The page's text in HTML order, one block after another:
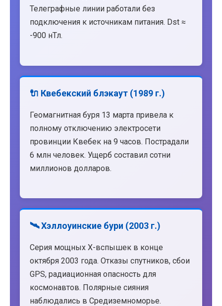
Телеграфные линии работали без
подключения к источникам питания. Dst ≈
-900 нТл.
🔌 Квебекский блэкаут (1989 г.)
Геомагнитная буря 13 марта привела к
полному отключению электросети
провинции Квебек на 9 часов. Пострадали
6 млн человек. Ущерб составил сотни
миллионов долларов.
🛰️ Хэллоуинские бури (2003 г.)
Серия мощных X-вспышек в конце
октября 2003 года. Отказы спутников, сбои
GPS, радиационная опасность для
космонавтов. Полярные сияния
наблюдались в Средиземноморье.